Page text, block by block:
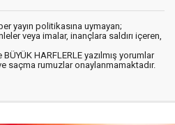
yayın politikasına uymayan;
veya imalar, inançlara saldırı içeren,
HARFLERLE yazılmış yorumlar
saçma rumuzlar onaylanmamaktadır.